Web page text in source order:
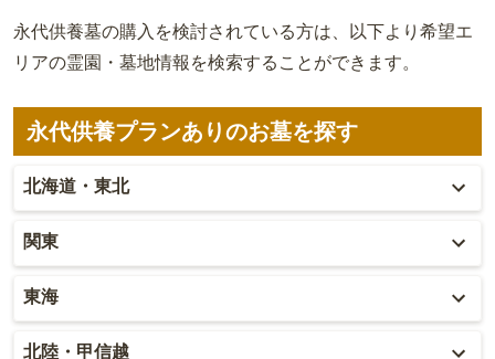
永代供養墓の購入を検討されている方は、以下より希望エ
リアの霊園・墓地情報を検索することができます。
永代供養プランありのお墓を探す
北海道・東北
北海道
青森
関東
東京
神奈川
東海
愛知
北陸・甲信越